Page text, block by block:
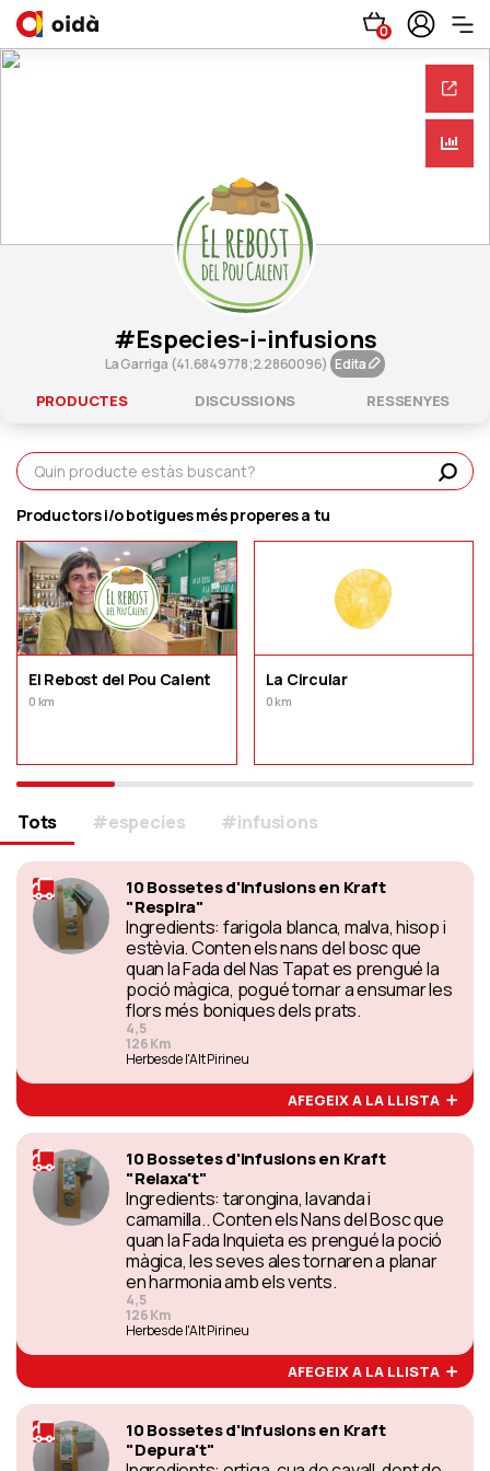
0
#especies-i-infusions
La Garriga (41.6849778;2.2860096) Edita
PRODUCTES DISCUSSIONS RESSENYES
Productors i/o botigues més properes a tu
El Rebost del Pou Calent
0 km
La Circular
0 km
Tots #especies #infusions
10 Bossetes d'infusions en Kraft
"Respira"
Ingredients: farigola blanca, malva, hisop i
estèvia. Conten els nans del bosc que
quan la Fada del Nas Tapat es prengué la
poció màgica, pogué tornar a ensumar les
flors més boniques dels prats.
4,5
126 Km
Herbes de l'Alt Pirineu
AFEGEIX A LA LLISTA
10 Bossetes d'infusions en Kraft
"Relaxa't"
Ingredients: tarongina, lavanda i
camamilla.. Conten els Nans del Bosc que
quan la Fada Inquieta es prengué la poció
màgica, les seves ales tornaren a planar
en harmonia amb els vents.
4,5
126 Km
Herbes de l'Alt Pirineu
AFEGEIX A LA LLISTA
10 Bossetes d'infusions en Kraft
"Depura't"